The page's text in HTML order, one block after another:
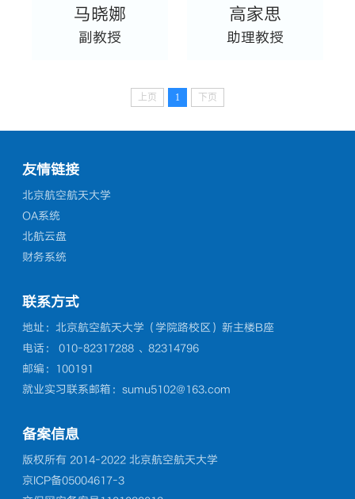
马晓娜
副教授
高家思
助理教授
上页 1 下页
友情链接
北京航空航天大学
OA系统
北航云盘
财务系统
联系方式
地址：北京航空航天大学（学院路校区）新主楼B座
电话： 010-82317288 、82314796
邮编：100191
就业实习联系邮箱：sumu5102@163.com
备案信息
版权所有 2014-2022 北京航空航天大学
京ICP备05004617-3